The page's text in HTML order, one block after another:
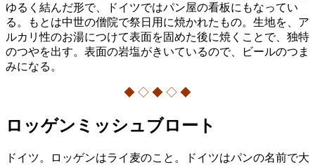
ゆるく結んだ形で、ドイツではパン屋の看板にもなってい
る。もとは中世の僧院で祭日用に焼かれたもの。生地を、ア
ルカリ性のお湯につけて表面を固めた後に焼くことで、独特
のつやを出す。表面の岩塩がきいているので、ビールのつま
みになる。
◆ ◇ ◆ ◇ ◆
ロッゲンミッシュブロート
ドイツ。ロッゲンはライ麦のこと。ドイツはパンの名前で大